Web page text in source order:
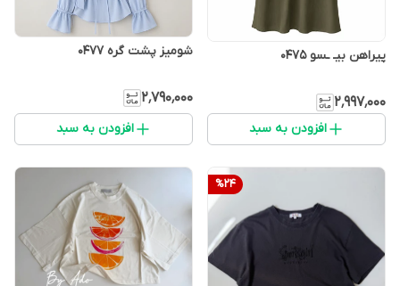
پیراهن بیـ ـسو 0475
۲٬۹۹۷٬۰۰۰
افزودن به سبد
شوميز پشت گره 0477
۲٬۷۹۰٬۰۰۰
افزودن به سبد
%24